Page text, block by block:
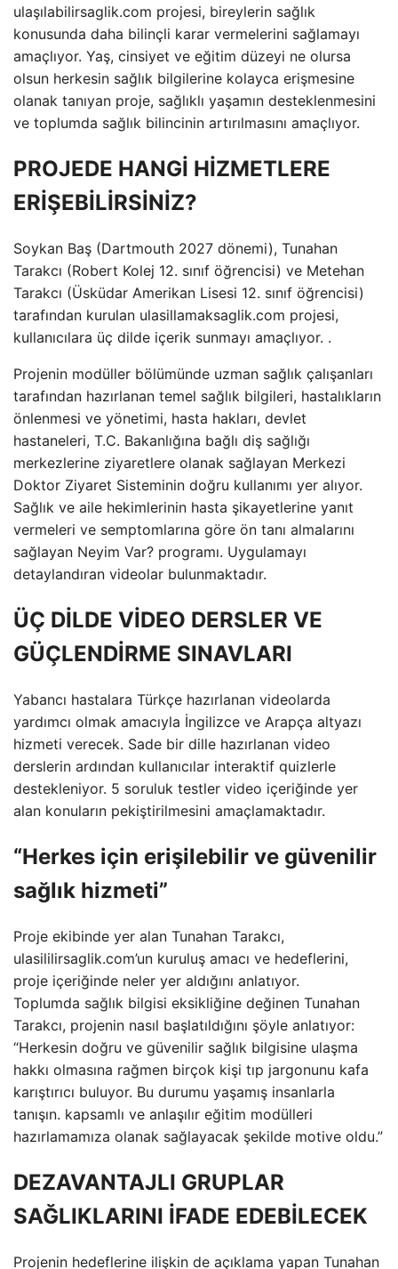
ulaşılabilirsaglik.com projesi, bireylerin sağlık
konusunda daha bilinçli karar vermelerini sağlamayı
amaçlıyor. Yaş, cinsiyet ve eğitim düzeyi ne olursa
olsun herkesin sağlık bilgilerine kolayca erişmesine
olanak tanıyan proje, sağlıklı yaşamın desteklenmesini
ve toplumda sağlık bilincinin artırılmasını amaçlıyor.
PROJEDE HANGİ HİZMETLERE
ERİŞEBİLİRSİNİZ?
Soykan Baş (Dartmouth 2027 dönemi), Tunahan
Tarakcı (Robert Kolej 12. sınıf öğrencisi) ve Metehan
Tarakcı (Üsküdar Amerikan Lisesi 12. sınıf öğrencisi)
tarafından kurulan ulasillamaksaglik.com projesi,
kullanıcılara üç dilde içerik sunmayı amaçlıyor. .
Projenin modüller bölümünde uzman sağlık çalışanları
tarafından hazırlanan temel sağlık bilgileri, hastalıkların
önlenmesi ve yönetimi, hasta hakları, devlet
hastaneleri, T.C. Bakanlığına bağlı diş sağlığı
merkezlerine ziyaretlere olanak sağlayan Merkezi
Doktor Ziyaret Sisteminin doğru kullanımı yer alıyor.
Sağlık ve aile hekimlerinin hasta şikayetlerine yanıt
vermeleri ve semptomlarına göre ön tanı almalarını
sağlayan Neyim Var? programı. Uygulamayı
detaylandıran videolar bulunmaktadır.
ÜÇ DİLDE VİDEO DERSLER VE
GÜÇLENDİRME SINAVLARI
Yabancı hastalara Türkçe hazırlanan videolarda
yardımcı olmak amacıyla İngilizce ve Arapça altyazı
hizmeti verecek. Sade bir dille hazırlanan video
derslerin ardından kullanıcılar interaktif quizlerle
destekleniyor. 5 soruluk testler video içeriğinde yer
alan konuların pekiştirilmesini amaçlamaktadır.
“Herkes için erişilebilir ve güvenilir
sağlık hizmeti”
Proje ekibinde yer alan Tunahan Tarakcı,
ulasililirsaglik.com’un kuruluş amacı ve hedeflerini,
proje içeriğinde neler yer aldığını anlatıyor.
Toplumda sağlık bilgisi eksikliğine değinen Tunahan
Tarakcı, projenin nasıl başlatıldığını şöyle anlatıyor:
“Herkesin doğru ve güvenilir sağlık bilgisine ulaşma
hakkı olmasına rağmen birçok kişi tıp jargonunu kafa
karıştırıcı buluyor. Bu durumu yaşamış insanlarla
tanışın. kapsamlı ve anlaşılır eğitim modülleri
hazırlamamıza olanak sağlayacak şekilde motive oldu.”
DEZAVANTAJLI GRUPLAR
SAĞLIKLARINI İFADE EDEBİLECEK
Projenin hedeflerine ilişkin de açıklama yapan Tunahan